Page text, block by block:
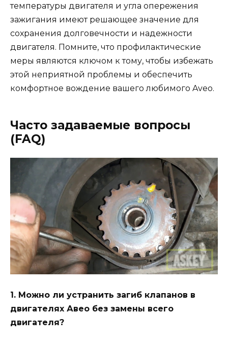
температуры двигателя и угла опережения
зажигания имеют решающее значение для
сохранения долговечности и надежности
двигателя. Помните, что профилактические
меры являются ключом к тому, чтобы избежать
этой неприятной проблемы и обеспечить
комфортное вождение вашего любимого Aveo.
Часто задаваемые вопросы
(FAQ)
1. Можно ли устранить загиб клапанов в
двигателях Авео без замены всего
двигателя?